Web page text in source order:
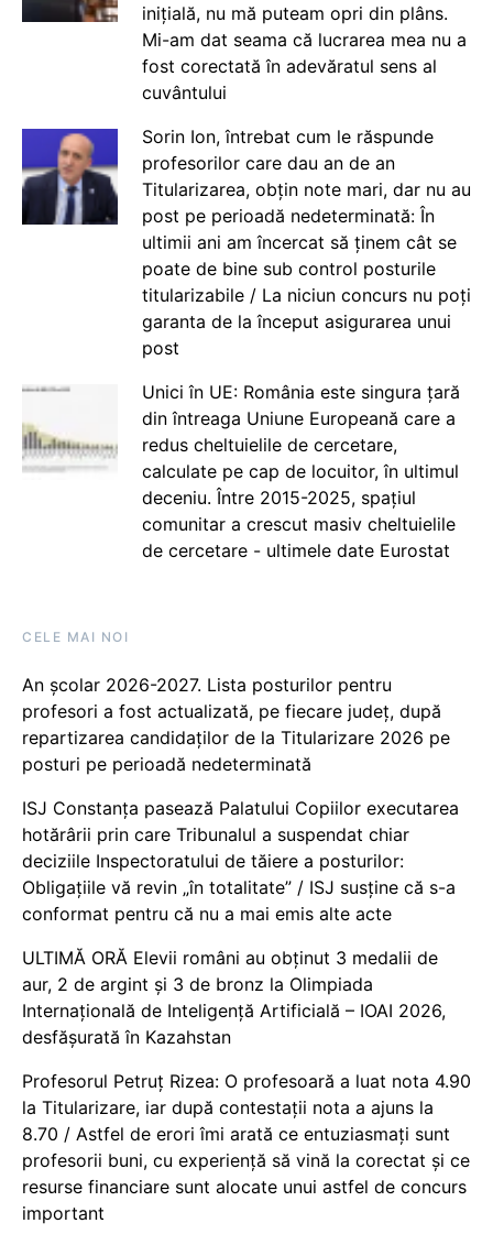
inițială, nu mă puteam opri din plâns.
Mi-am dat seama că lucrarea mea nu a
fost corectată în adevăratul sens al
cuvântului
Sorin Ion, întrebat cum le răspunde
profesorilor care dau an de an
Titularizarea, obțin note mari, dar nu au
post pe perioadă nedeterminată: În
ultimii ani am încercat să ținem cât se
poate de bine sub control posturile
titularizabile / La niciun concurs nu poți
garanta de la început asigurarea unui
post
Unici în UE: România este singura țară
din întreaga Uniune Europeană care a
redus cheltuielile de cercetare,
calculate pe cap de locuitor, în ultimul
deceniu. Între 2015-2025, spațiul
comunitar a crescut masiv cheltuielile
de cercetare - ultimele date Eurostat
CELE MAI NOI
An școlar 2026-2027. Lista posturilor pentru
profesori a fost actualizată, pe fiecare județ, după
repartizarea candidaților de la Titularizare 2026 pe
posturi pe perioadă nedeterminată
ISJ Constanța pasează Palatului Copiilor executarea
hotărârii prin care Tribunalul a suspendat chiar
deciziile Inspectoratului de tăiere a posturilor:
Obligațiile vă revin „în totalitate” / ISJ susține că s-a
conformat pentru că nu a mai emis alte acte
ULTIMĂ ORĂ Elevii români au obținut 3 medalii de
aur, 2 de argint și 3 de bronz la Olimpiada
Internațională de Inteligență Artificială – IOAI 2026,
desfășurată în Kazahstan
Profesorul Petruț Rizea: O profesoară a luat nota 4.90
la Titularizare, iar după contestații nota a ajuns la
8.70 / Astfel de erori îmi arată ce entuziasmați sunt
profesorii buni, cu experiență să vină la corectat și ce
resurse financiare sunt alocate unui astfel de concurs
important